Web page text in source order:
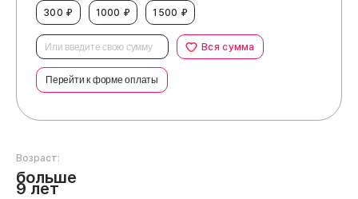
300 ₽ 1000 ₽ 1500 ₽
Вся сумма
Перейти к форме оплаты
Возраст:
больше
9 лет